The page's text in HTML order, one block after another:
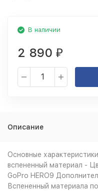
В наличии
2 890 ₽
Описание
Основные
вспененный материал -
GoPro HERO9
Вспененный материала